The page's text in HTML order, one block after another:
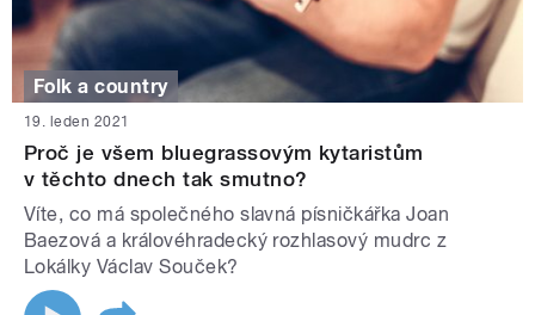
Folk a country
19. leden 2021
Proč je všem bluegrassovým kytaristům
v těchto dnech tak smutno?
Víte, co má společného slavná písničkářka Joan
Baezová a královéhradecký rozhlasový mudrc z
Lokálky Václav Souček?